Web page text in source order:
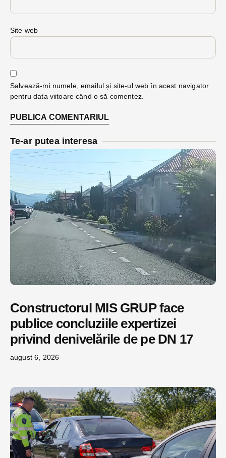
Site web
Salvează-mi numele, emailul și site-ul web în acest navigator
pentru data viitoare când o să comentez.
Te-ar putea interesa
Constructorul MIS GRUP face
publice concluziile expertizei
privind denivelările de pe DN 17
august 6, 2026